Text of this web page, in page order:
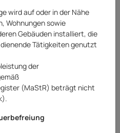
wird auf oder in der Nähe
Wohnungen sowie
Gebäuden installiert, die
Tätigkeiten genutzt
der
(MaStR) beträgt nicht